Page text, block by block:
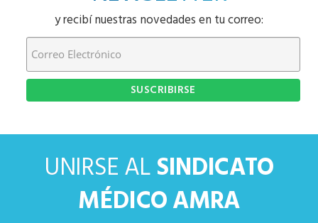
y recibí nuestras novedades en tu correo:
UNIRSE ALSINDICATO
MÉDICO AMRA